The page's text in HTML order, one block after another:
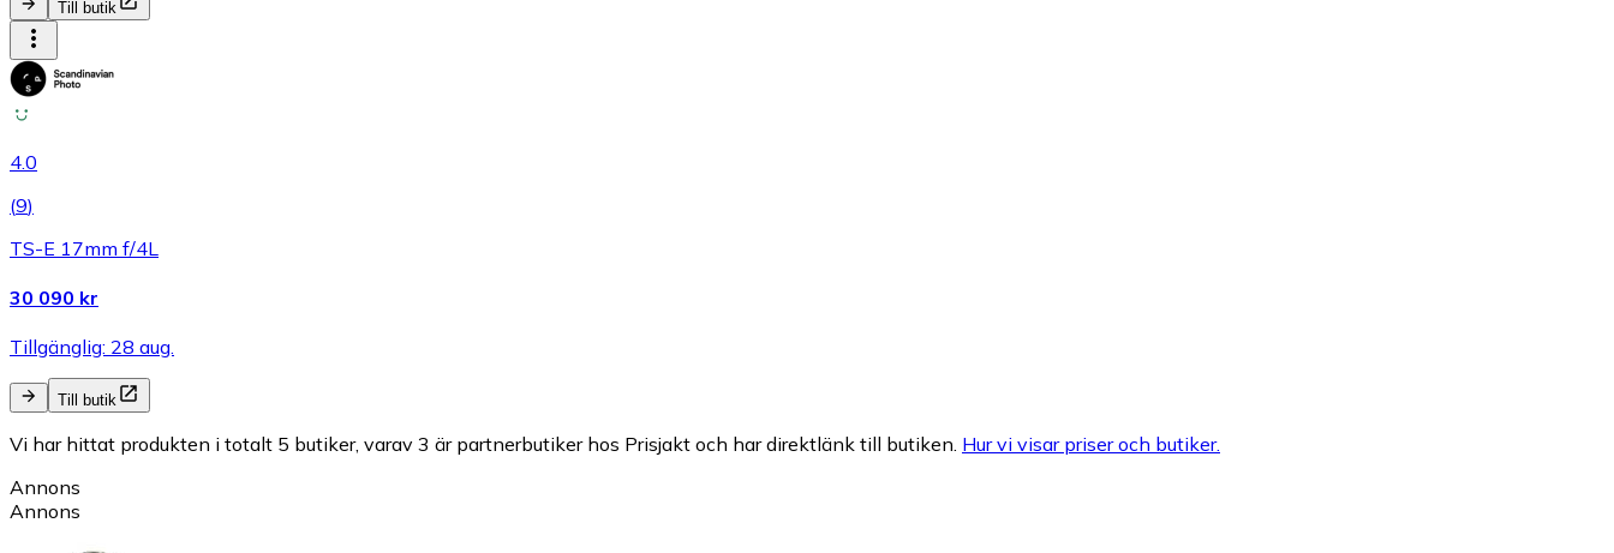
Till butik
4.0
(9)
TS-E 17mm f/4L
30 090 kr
Tillgänglig: 28 aug.
Till butik
Vi har hittat produkten i totalt 5 butiker, varav 3 är partnerbutiker hos Prisjakt och har direktlänk till butiken. Hur vi visar priser och butiker.
Annons
Annons